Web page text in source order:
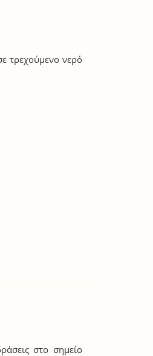
τρεχούμενο νερό
στο σημείο